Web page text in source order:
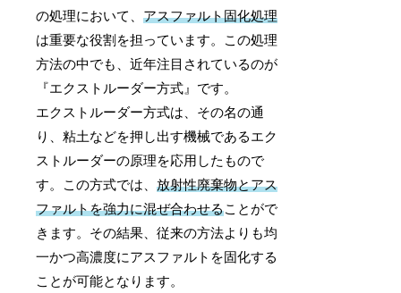
の処理において、アスファルト固化処理
は重要な役割を担っています。この処理
方法の中でも、近年注目されているのが
『エクストルーダー方式』です。
エクストルーダー方式は、その名の通
り、粘土などを押し出す機械であるエク
ストルーダーの原理を応用したもので
す。この方式では、放射性廃棄物とアス
ファルトを強力に混ぜ合わせることがで
きます。その結果、従来の方法よりも均
一かつ高濃度にアスファルトを固化する
ことが可能となります。